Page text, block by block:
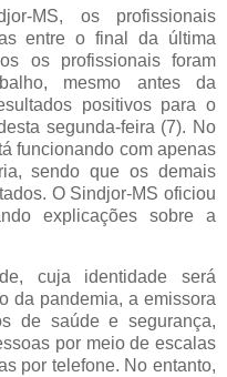
MS, os profissionais
entre o final da última
os profissionais foram
mesmo antes da
positivos para o
segunda-feira (7). No
funcionando com apenas
sendo que os demais
O Sindjor-MS oficiou
explicações sobre a
cuja identidade será
da pandemia, a emissora
de saúde e segurança,
por meio de escalas
por telefone. No entanto,